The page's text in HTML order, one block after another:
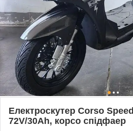
Електроскутер Corso
72V/30Ah, корсо спідфаер